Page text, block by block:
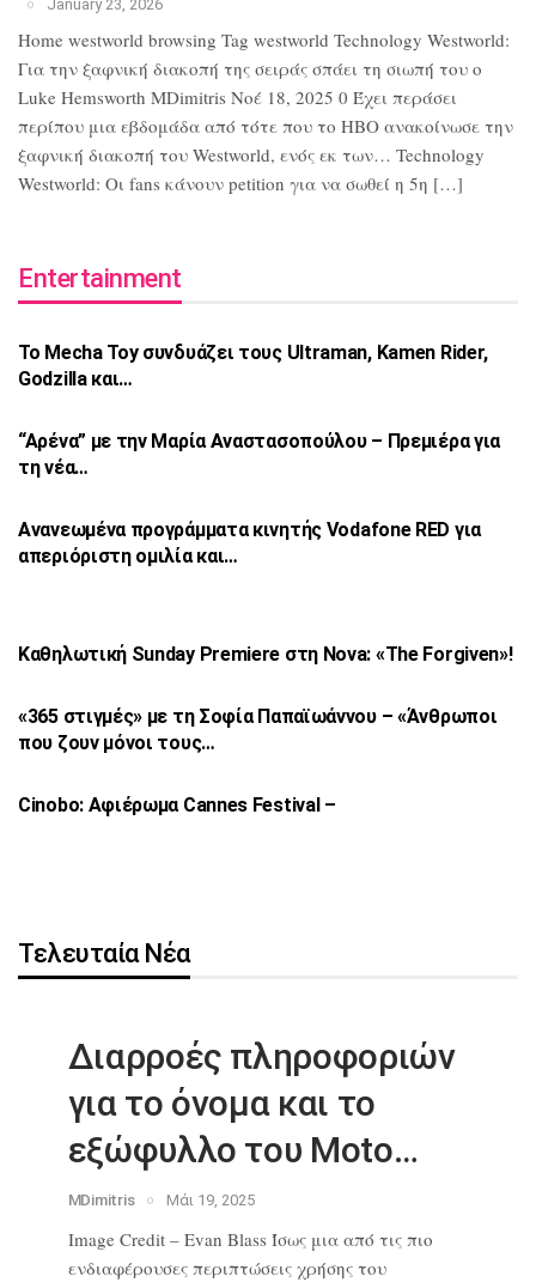
January 23, 2026
Home westworld browsing Tag westworld Technology Westworld:
Για την ξαφνική διακοπή της σειράς σπάει τη σιωπή του ο
Luke Hemsworth MDimitris Νοέ 18, 2025 0 Έχει περάσει
περίπου μια εβδομάδα από τότε που το HBO ανακοίνωσε την
ξαφνική διακοπή του Westworld, ενός εκ των… Technology
Westworld: Οι fans κάνουν petition για να σωθεί η 5η […]
Entertainment
Το Mecha Toy συνδυάζει τους Ultraman,Kamen Rider,
Godzilla και…
“Αρένα” με την Μαρία Αναστασοπούλου – Πρεμιέρα για
τη νέα…
Ανανεωμένα προγράμματα κινητής VodafoneRED για
απεριόριστη ομιλία και…
Καθηλωτική Sunday Premiere στη Nova: «TheForgiven»!
«365 στιγμές» με τη Σοφία Παπαϊωάννου – «Άνθρωποι
που ζουν μόνοι τους…
Cinobo: Αφιέρωμα Cannes Festival –
Τελευταία Νέα
Διαρροές πληροφοριών
για το όνομακαι το
εξώφυλλο του Moto…
MDimitris Μάι 19, 2025
Image Credit – Evan Blass Ίσως μια από τις πιο
ενδιαφέρουσες περιπτώσειςχρήσης του